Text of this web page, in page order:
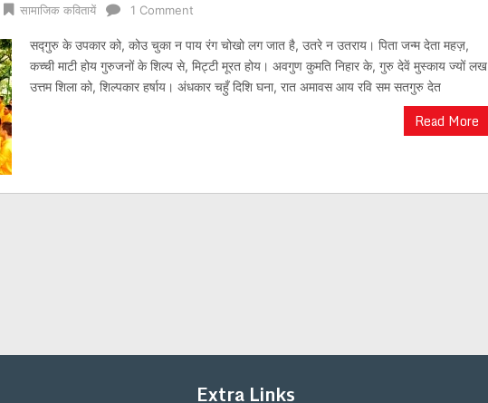
सामाजिक कवितायें 1 Comment
सद्गुरु के उपकार को, कोउ चुका न पाय रंग चोखो लग जात है, उतरे न उतराय। पिता जन्म देता महज़,
कच्ची माटी होय गुरुजनों के शिल्प से, मिट्टी मूरत होय। अवगुण कुमति निहार के, गुरु देवें मुस्काय ज्यों लख
उत्तम शिला को, शिल्पकार हर्षाय। अंधकार चहुँ दिशि घना, रात अमावस आय रवि सम सतगुरु देत
Read More
Extra Links